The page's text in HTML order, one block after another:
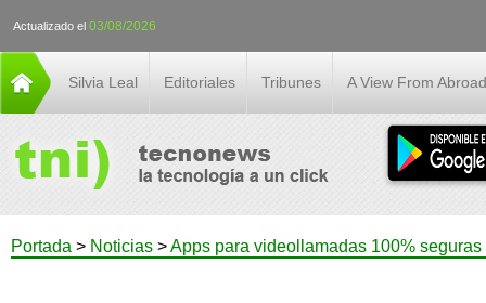
Actualizado el 03/08/2026
Silvia Leal Editoriales Tribunes A View From Abroad
Portada > Noticias >Apps para videollamadas 100% seguras